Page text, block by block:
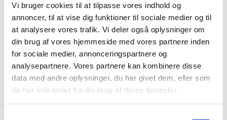
Vi bruger cookies til at tilpasse vores indhold og
annoncer, til at vise dig funktioner til sociale medier og til
at analysere vores trafik. Vi deler også oplysninger om
din brug af vores hjemmeside med vores partnere inden
for sociale medier, annonceringspartnere og
analysepartnere. Vores partnere kan kombinere disse
data med andre oplysninger, du har givet dem, eller som
de har indsamlet fra din brug af deres tjenester.
lægemidler heller ikke skal betale for at søge tilladelse til
at starte forsøg, få lavet væsentlige ændringer eller betale
årsgebyrer.
De samlede gebyrændringer vil forbedre rammevilkårene
for kliniske forsøg i Danmark. Læs mere om kliniske
forsøg med lægemidler
Sponsor
Sponsor er den person, virksomhed eller institution, der